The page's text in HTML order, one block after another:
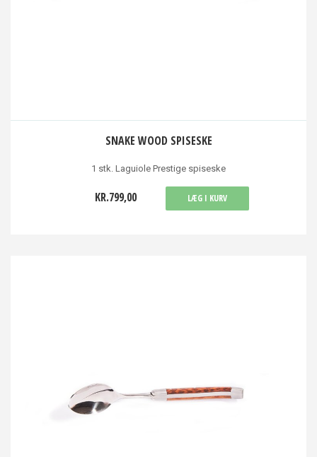
SNAKE WOOD SPISESKE
1 stk. Laguiole Prestige spiseske
KR.799,00 LÆG I KURV